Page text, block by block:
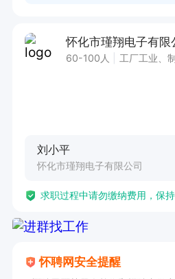
怀化市瑾翔电子有限
60-100人 工厂工业、
刘小平
怀化市瑾翔电子有限公司
求职过程中请勿缴纳费用，保
怀聘网安全提醒